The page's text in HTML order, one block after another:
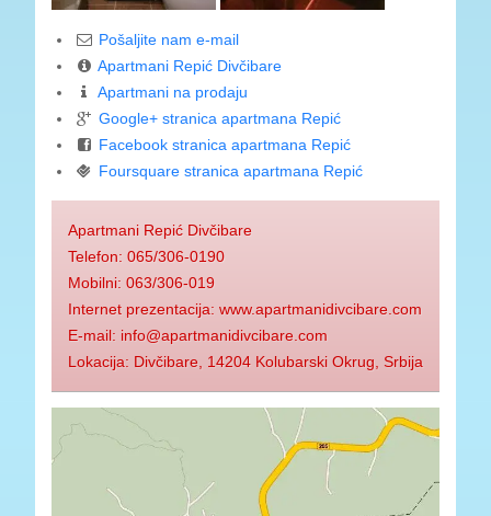
Pošaljite nam e-mail
Apartmani Repić Divčibare
Apartmani na prodaju
Google+ stranica apartmana Repić
Facebook stranica apartmana Repić
Foursquare stranica apartmana Repić
Apartmani Repić Divčibare
Telefon: 065/306-0190
Mobilni: 063/306-019
Internet prezentacija: www.apartmanidivcibare.com
E-mail: info@apartmanidivcibare.com
Lokacija: Divčibare, 14204 Kolubarski Okrug, Srbija